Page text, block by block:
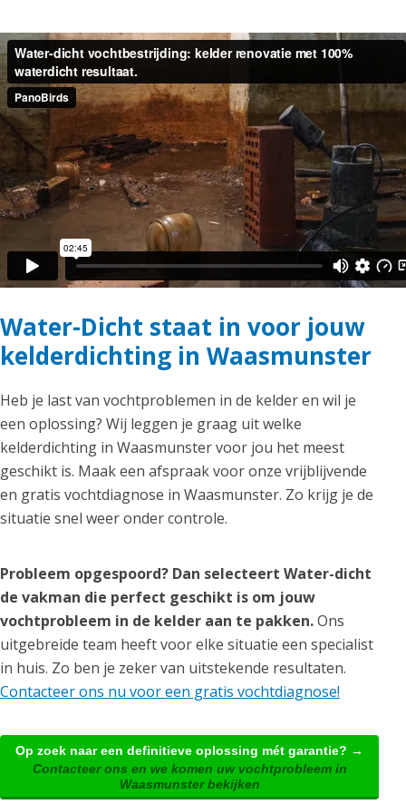
Water-Dicht staat in voor jouw
kelderdichting in Waasmunster
Heb je last van vochtproblemen in de kelder en wil je
een oplossing? Wij leggen je graag uit welke
kelderdichting in Waasmunster voor jou het meest
geschikt is. Maak een afspraak voor onze vrijblijvende
en gratis vochtdiagnose in Waasmunster. Zo krijg je de
situatie snel weer onder controle.
Probleem opgespoord? Dan selecteert Water-dicht
de vakman die perfect geschikt is om jouw
vochtprobleem in de kelder aan te pakken.Ons
uitgebreide team heeft voor elke situatie een specialist
in huis. Zo ben je zeker van uitstekende resultaten.
Contacteer ons nu voor een gratis vochtdiagnose!
Op zoek naar een definitieve oplossing mét garantie? →
Contacteer ons en we komen uw vochtprobleem in
Waasmunster bekijken